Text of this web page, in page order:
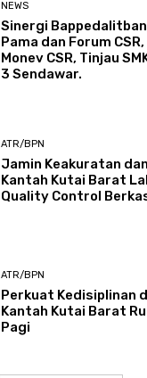
NEWS
Sinergi
Pama dan Forum
Monev CSR, Tinjau
3 Sendawar.
ATR/BPN
Jamin Keakuratan
Kantah Kutai Barat
Quality Control
ATR/BPN
Perkuat Kedisiplinan
Kantah Kutai Barat
Pagi